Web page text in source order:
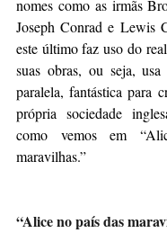
nomes como as irmãs
Joseph Conrad e Lewis
este último faz uso do
suas obras, ou seja,
paralela, fantástica para
própria sociedade
como vemos em
maravilhas.”
“Alice no país das